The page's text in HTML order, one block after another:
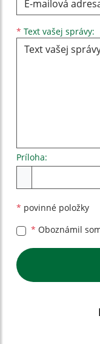
* Text vašej správy:
Príloha:
* povinné položky
* Oboznámil
Google reCaptcha